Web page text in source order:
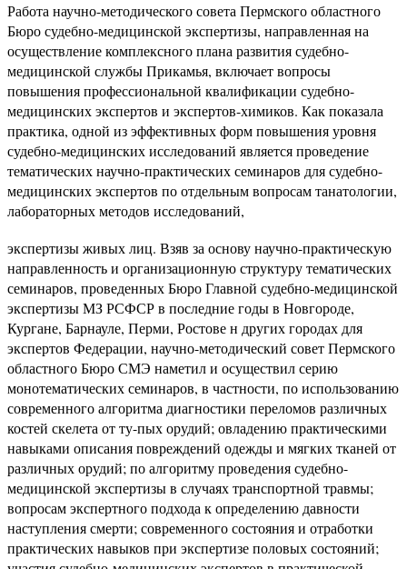
Работа научно-методического совета Пермского областного
Бюро судебно-медицинской экспертизы, направленная на
осуществление комплексного плана развития судебно-
медицинской службы Прикамья, включает вопросы
повышения профессиональной квалификации судебно-
медицинских экспертов и экспертов-химиков. Как показала
практика, одной из эффективных форм повышения уровня
судебно-медицинских исследований является проведение
тематических научно-практических семинаров для судебно-
медицинских экспертов по отдельным вопросам танатологии,
лабораторных методов исследований,
экспертизы живых лиц. Взяв за основу научно-практическую
направленность и организационную структуру тематических
семинаров, проведенных Бюро Главной судебно-медицинской
экспертизы МЗ РСФСР в последние годы в Новгороде,
Кургане, Барнауле, Перми, Ростове н других городах для
экспертов Федерации, научно-методический совет Пермского
областного Бюро СМЭ наметил и осуществил серию
монотематических семинаров, в частности, по использованию
современного алгоритма диагностики переломов различных
костей скелета от ту-пых орудий; овладению практическими
навыками описания повреждений одежды и мягких тканей от
различных орудий; по алгоритму проведения судебно-
медицинской экспертизы в случаях транспортной травмы;
вопросам экспертного подхода к определению давности
наступления смерти; современного состояния и отработки
практических навыков при экспертизе половых состояний;